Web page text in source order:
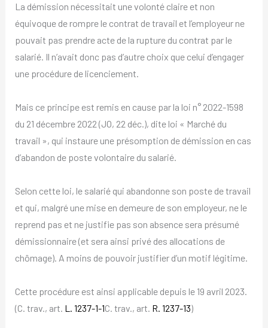
La démission nécessitait une volonté claire et non
équivoque de rompre le contrat de travail et l’employeur ne
pouvait pas prendre acte de la rupture du contrat par le
salarié. Il n’avait donc pas d’autre choix que celui d’engager
une procédure de licenciement.
Mais ce principe est remis en cause par la loi n° 2022-1598
du 21 décembre 2022 (JO, 22 déc.), dite loi « Marché du
travail », qui instaure une présomption de démission en cas
d’abandon de poste volontaire du salarié.
Selon cette loi, le salarié qui abandonne son poste de travail
et qui, malgré une mise en demeure de son employeur, ne le
reprend pas et ne justifie pas son absence sera présumé
démissionnaire (et sera ainsi privé des allocations de
chômage). A moins de pouvoir justifier d’un motif légitime.
Cette procédure est ainsi applicable depuis le 19 avril 2023.
(C. trav., art. L. 1237-1-1C. trav., art. R. 1237-13)